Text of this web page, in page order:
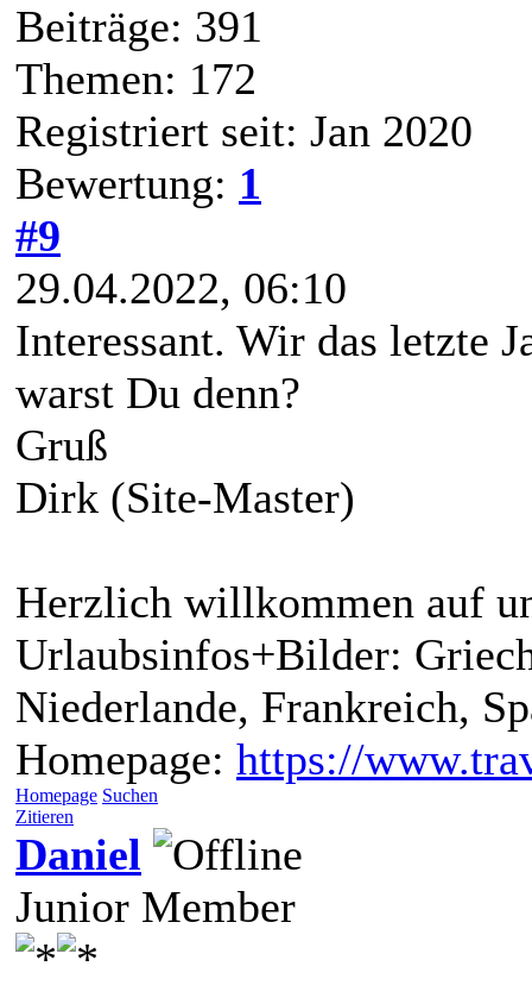
Beiträge: 391
Themen: 172
Registriert seit: Jan 2020
Bewertung: 1
#9
29.04.2022, 06:10
Interessant. Wir das letzte
warst Du denn?
Gruß
Dirk (Site-Master)
Herzlich willkommen auf
Urlaubsinfos+Bilder:
Niederlande, Frankreich,
Homepage: https://
Homepage Suchen
Zitieren
Daniel
Junior Member